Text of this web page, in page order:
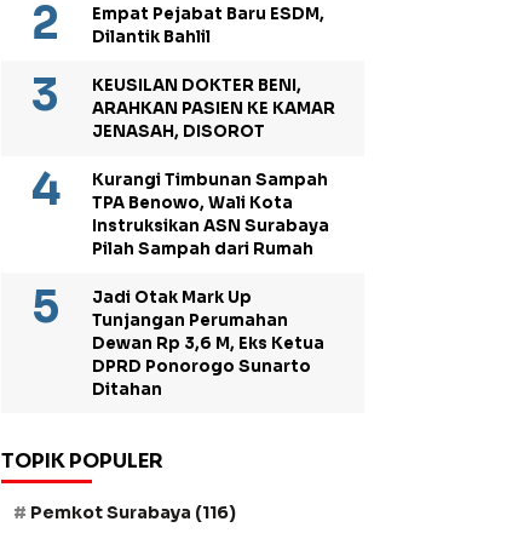
Empat Pejabat Baru ESDM,
Dilantik Bahlil
KEUSILAN DOKTER BENI,
ARAHKAN PASIEN KE KAMAR
JENASAH, DISOROT
Kurangi Timbunan Sampah
TPA Benowo, Wali Kota
Instruksikan ASN Surabaya
Pilah Sampah dari Rumah
Jadi Otak Mark Up
Tunjangan Perumahan
Dewan Rp 3,6 M, Eks Ketua
DPRD Ponorogo Sunarto
Ditahan
TOPIK POPULER
Pemkot Surabaya (116)